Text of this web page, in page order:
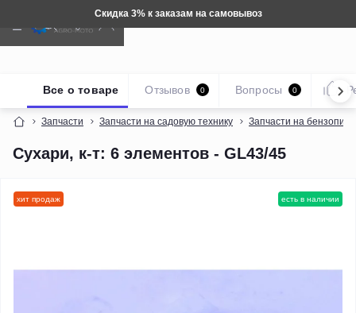
Скидка 3% к заказам на самовывоз
Запчасти Запчасти на садовую технику Запчасти на
Сухари, к-т: 6 элементов - GL43/45
Все о товаре Отзывов 0 Вопросы 0
хит продаж есть в наличии